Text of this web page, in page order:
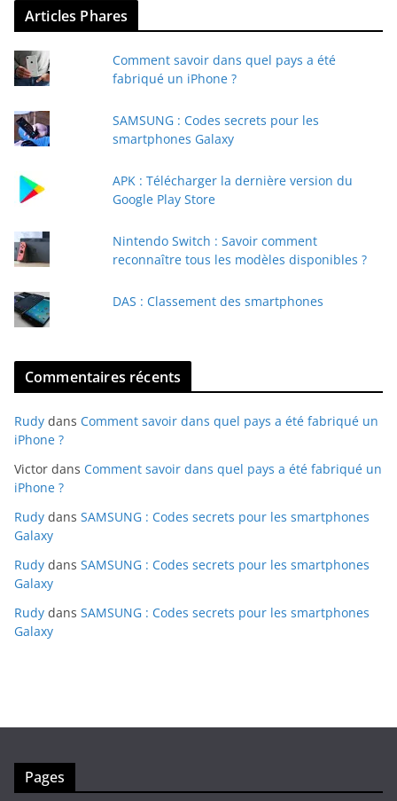
r
e
e
-
a
Articles Phares
Comment savoir dans quel pays a été
fabriqué un iPhone ?
SAMSUNG : Codes secrets pour les
smartphones Galaxy
APK : Télécharger la dernière version du
Google Play Store
Nintendo Switch : Savoir comment
reconnaître tous les modèles disponibles ?
DAS : Classement des smartphones
Commentaires récents
Rudy dans Comment savoir dans quel pays a été fabriqué un
iPhone ?
Victor dans Comment savoir dans quel pays a été fabriqué un
iPhone ?
Rudy dans SAMSUNG : Codes secrets pour les smartphones
Galaxy
Rudy dans SAMSUNG : Codes secrets pour les smartphones
Galaxy
Rudy dans SAMSUNG : Codes secrets pour les smartphones
Galaxy
Pages